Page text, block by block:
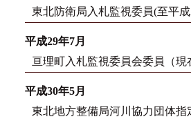
東北防衛局入札監視委員(至平
平成29年7月
亘理町入札監視委員会委員（現
平成30年5月
東北地方整備局河川協力団体指